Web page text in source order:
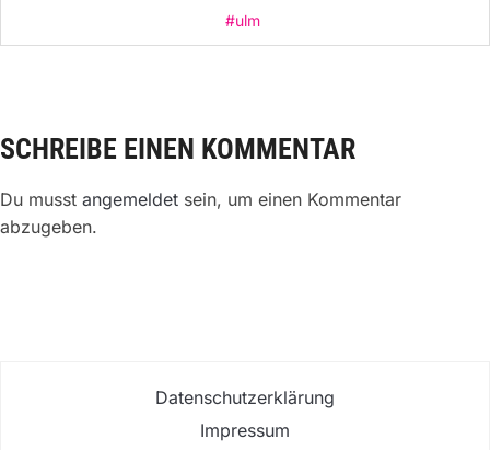
#ulm
SCHREIBE EINEN KOMMENTAR
Du musst angemeldet sein, um einen Kommentar
abzugeben.
Datenschutzerklärung
Impressum